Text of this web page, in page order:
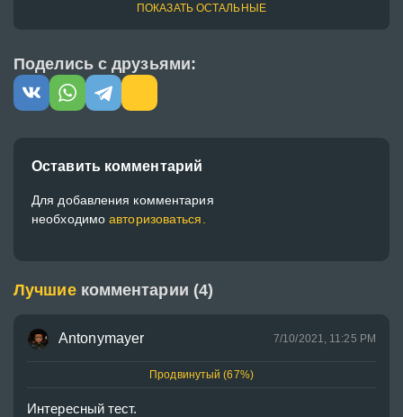
ПОКАЗАТЬ ОСТАЛЬНЫЕ
Поделись с друзьями:
Оставить комментарий
Для добавления комментария
необходимоавторизоваться.
Лучшие комментарии (4)
Antonymayer 7/10/2021, 11:25 PM
Продвинутый (67%)
Интересный тест.